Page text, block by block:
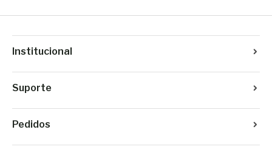
Institucional
Suporte
Pedidos